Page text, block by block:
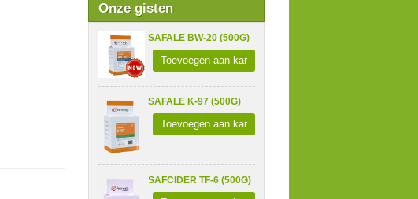
Onze gisten
SAFALE BW-20 (500G)
Toevoegen aan kar
SAFALE K-97 (500G)
Toevoegen aan kar
SAFCIDER TF-6 (500G)